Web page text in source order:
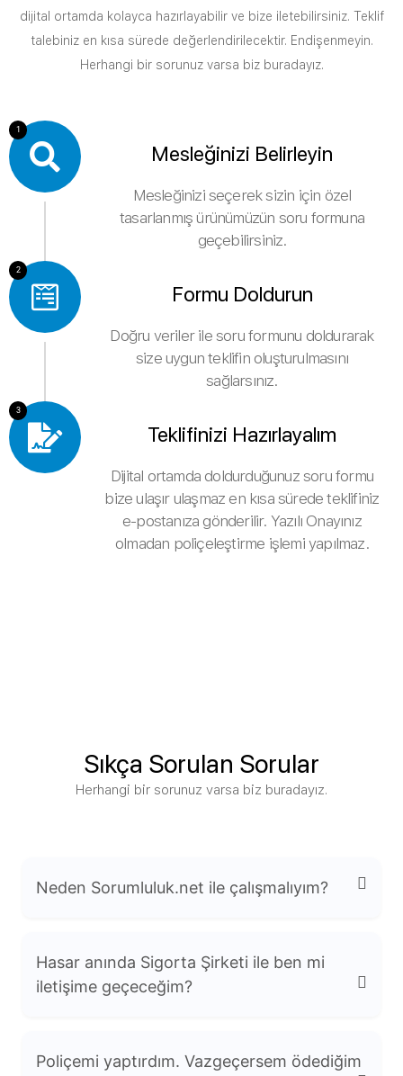
dijital ortamda kolayca hazırlayabilir ve bize iletebilirsiniz. Teklif
talebiniz en kısa sürede değerlendirilecektir. Endişenmeyin.
Herhangi bir sorunuz varsa biz buradayız.
1
Mesleğinizi Belirleyin
Mesleğinizi seçerek sizin için özel
tasarlanmış ürünümüzün soru formuna
geçebilirsiniz.
2
Formu Doldurun
Doğru veriler ile soru formunu doldurarak
size uygun teklifin oluşturulmasını
sağlarsınız.
3
Teklifinizi Hazırlayalım
Dijital ortamda doldurduğunuz soru formu
bize ulaşır ulaşmaz en kısa sürede teklifiniz
e-postanıza gönderilir. Yazılı Onayınız
olmadan poliçeleştirme işlemi yapılmaz.
Sıkça Sorulan Sorular
Herhangi bir sorunuz varsa biz buradayız.
Neden Sorumluluk.net ile çalışmalıyım?
konusunda derinlemesine bilgiye sahibiz.
Hasar anında Sigorta Şirketi ile ben mi
iletişime geçeceğim?
Poliçemi yaptırdım. Vazgeçersem ödediğim